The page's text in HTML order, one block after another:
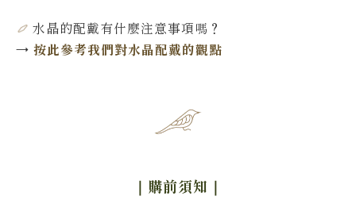
水晶的配戴有什麼注意事項嗎？
→ 按此參考我們對水晶配戴的觀點
｜購前須知 ｜